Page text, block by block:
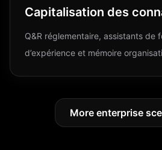
Capitalisation des
Q&R réglementaire, assistants de
d’expérience et mémoire
More enterprise